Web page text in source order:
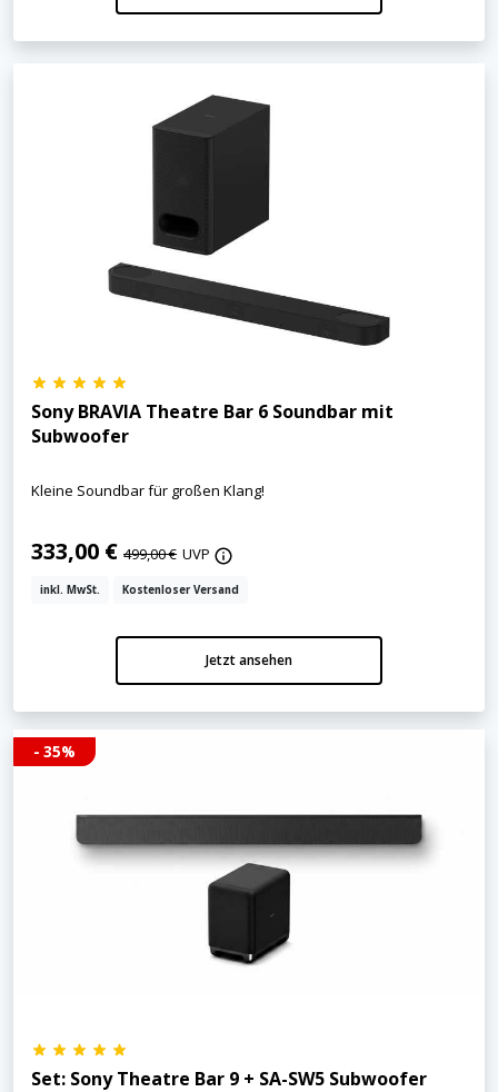
Sony BRAVIA Theatre Bar 6 Soundbar mit
Subwoofer
Kleine Soundbar für großen Klang!
333,00 € 499,00 € UVP
inkl. MwSt. Kostenloser Versand
Jetzt ansehen
- 35%
Set: Sony Theatre Bar 9 + SA-SW5 Subwoofer